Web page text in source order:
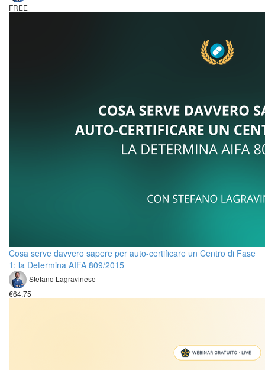
FREE
Cosa serve davvero sapere per auto-certificare un Centro di Fase
1: la Determina AIFA 809/2015
Stefano Lagravinese
€64,75